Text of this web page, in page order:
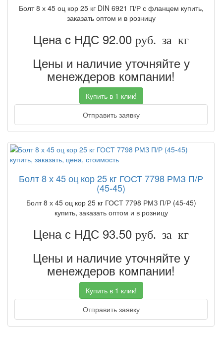
Болт 8 х 45 оц кор 25 кг DIN 6921 П/Р с фланцем купить,
заказать оптом и в розницу
Цена с НДС 92.00 руб. за кг
Цены и наличие уточняйте у
менеждеров компании!
Купить в 1 клик!
Отправить заявку
Болт 8 х 45 оц кор 25 кг ГОСТ 7798 РМЗ П/Р
(45-45)
Болт 8 х 45 оц кор 25 кг ГОСТ 7798 РМЗ П/Р (45-45)
купить, заказать оптом и в розницу
Цена с НДС 93.50 руб. за кг
Цены и наличие уточняйте у
менеждеров компании!
Купить в 1 клик!
Отправить заявку